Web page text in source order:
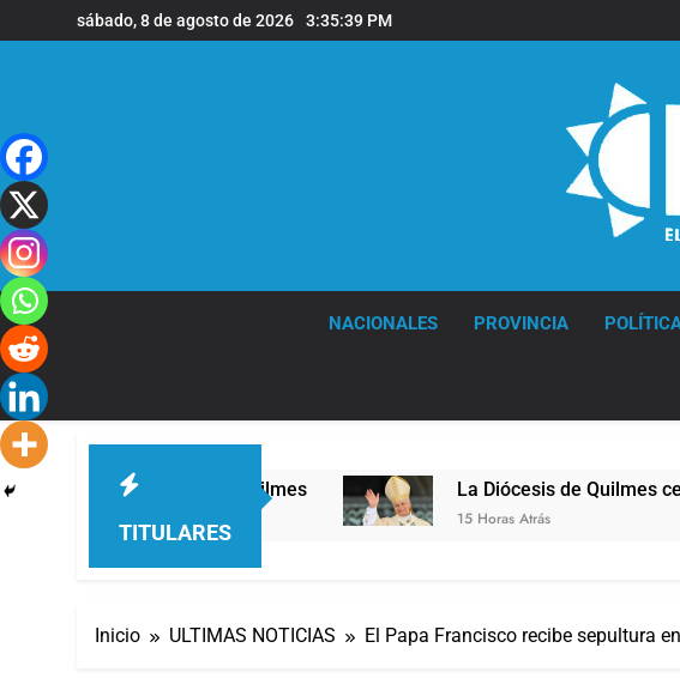
al
sábado, 8 de agosto de 2026 3:35:40 PM
NACIONALES PROVINCIA
TITULARES
la sede de Quilmes La Diócesis de Quilmes celebró la
15 Horas Atrás
Inicio ULTIMAS NOTICIAS El Papa Francisco recibe sepultura